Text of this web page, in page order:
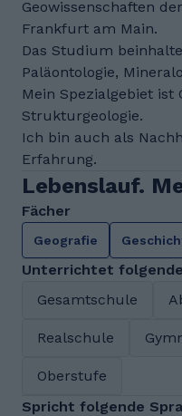
Geowissenschaften
Frankfurt am Main.
Das Studium
Paläontologie,
Mein Spezialgebiet ist
Strukturgeologie.
Ich bin auch als
Erfahrung.
Lebenslauf.
Fächer
Geografie
Unterrichtet
Gesamtschule
Realschule
Oberstufe
Spricht folgende